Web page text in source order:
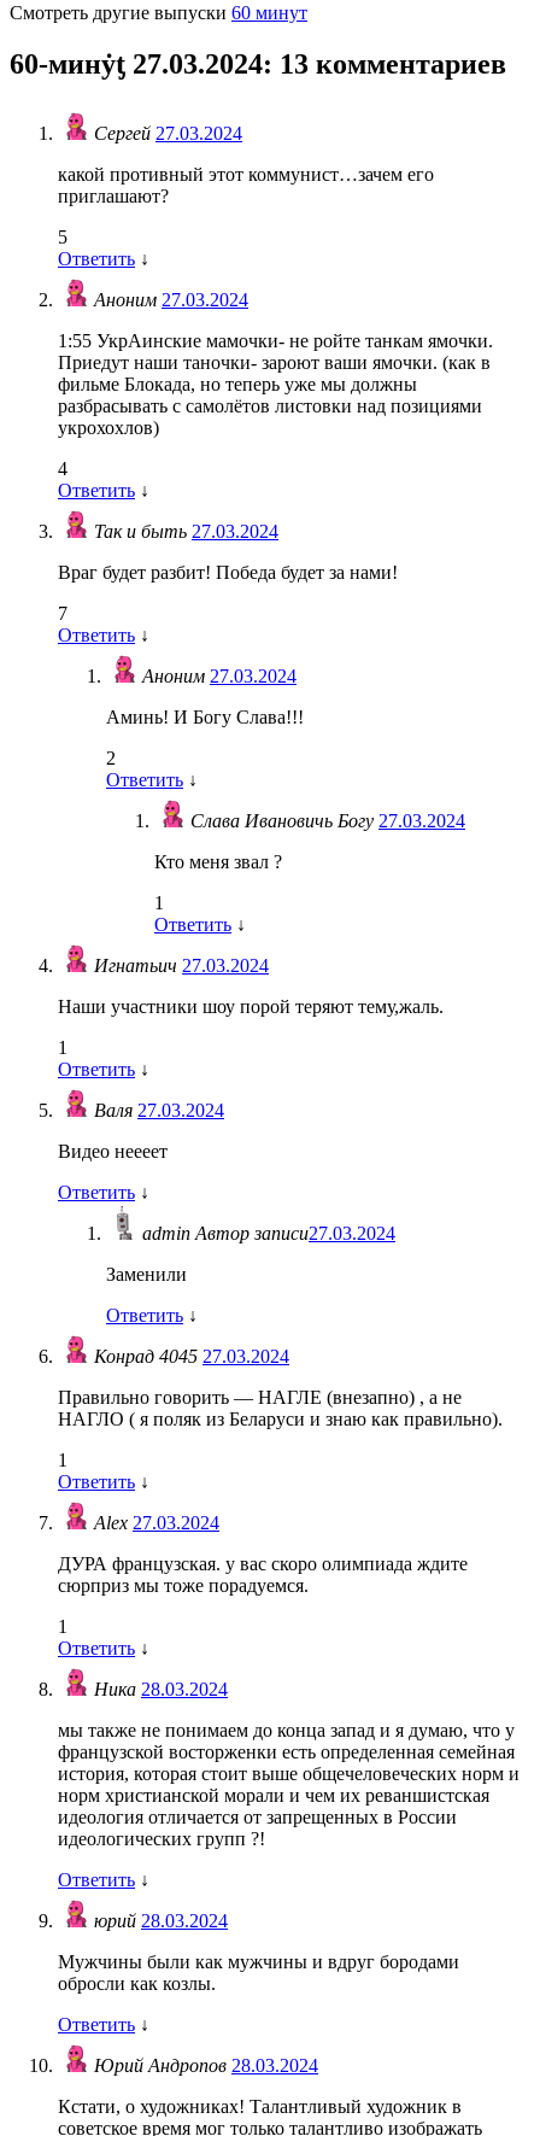
Смотреть другие выпуски 60 минут
60-минẏƫ 27.03.2024: 13 комментариев
Сергей 27.03.2024
какой противный этот коммунист…зачем его
приглашают?
5
Ответить ↓
Аноним 27.03.2024
1:55 УкрАинские мамочки- не ройте танкам ямочки.
Приедут наши таночки- зароют ваши ямочки. (как в
фильме Блокада, но теперь уже мы должны
разбрасывать с самолётов листовки над позициями
укрохохлов)
4
Ответить ↓
Так и быть 27.03.2024
Враг будет разбит! Победа будет за нами!
7
Ответить ↓
Аноним 27.03.2024
Аминь! И Богу Слава!!!
2
Ответить ↓
Слава Ивановичь Богу 27.03.2024
Кто меня звал ?
1
Ответить ↓
Игнатьич 27.03.2024
Наши участники шоу порой теряют тему,жаль.
1
Ответить ↓
Валя 27.03.2024
Видео неееет
Ответить ↓
adminАвтор записи27.03.2024
Заменили
Ответить ↓
Конрад 4045 27.03.2024
Правильно говорить — НАГЛЕ (внезапно) , а не
НАГЛО ( я поляк из Беларуси и знаю как правильно).
1
Ответить ↓
Alex 27.03.2024
ДУРА французская. у вас скоро олимпиада ждите
сюрприз мы тоже порадуемся.
1
Ответить ↓
Ника 28.03.2024
мы также не понимаем до конца запад и я думаю, что у
французской восторженки есть определенная семейная
история, которая стоит выше общечеловеческих норм и
норм христианской морали и чем их реваншистская
идеология отличается от запрещенных в России
идеологических групп ?!
Ответить ↓
юрий 28.03.2024
Мужчины были как мужчины и вдруг бородами
обросли как козлы.
Ответить ↓
Юрий Андропов 28.03.2024
Кстати, о художниках! Талантливый художник в
советское время мог только талантливо изображать